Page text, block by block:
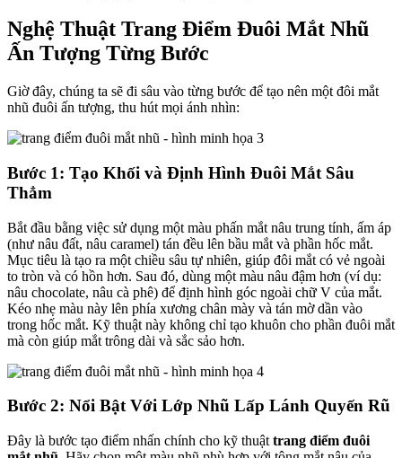
Nghệ Thuật Trang Điểm Đuôi Mắt Nhũ
Ấn Tượng Từng Bước
Giờ đây, chúng ta sẽ đi sâu vào từng bước để tạo nên một đôi mắt
nhũ đuôi ấn tượng, thu hút mọi ánh nhìn:
Bước 1: Tạo Khối và Định Hình Đuôi Mắt Sâu
Thẳm
Bắt đầu bằng việc sử dụng một màu phấn mắt nâu trung tính, ấm áp
(như nâu đất, nâu caramel) tán đều lên bầu mắt và phần hốc mắt.
Mục tiêu là tạo ra một chiều sâu tự nhiên, giúp đôi mắt có vẻ ngoài
to tròn và có hồn hơn. Sau đó, dùng một màu nâu đậm hơn (ví dụ:
nâu chocolate, nâu cà phê) để định hình góc ngoài chữ V của mắt.
Kéo nhẹ màu này lên phía xương chân mày và tán mờ dần vào
trong hốc mắt. Kỹ thuật này không chỉ tạo khuôn cho phần đuôi mắt
mà còn giúp mắt trông dài và sắc sảo hơn.
Bước 2: Nổi Bật Với Lớp Nhũ Lấp Lánh Quyến Rũ
Đây là bước tạo điểm nhấn chính cho kỹ thuật trang điểm đuôi